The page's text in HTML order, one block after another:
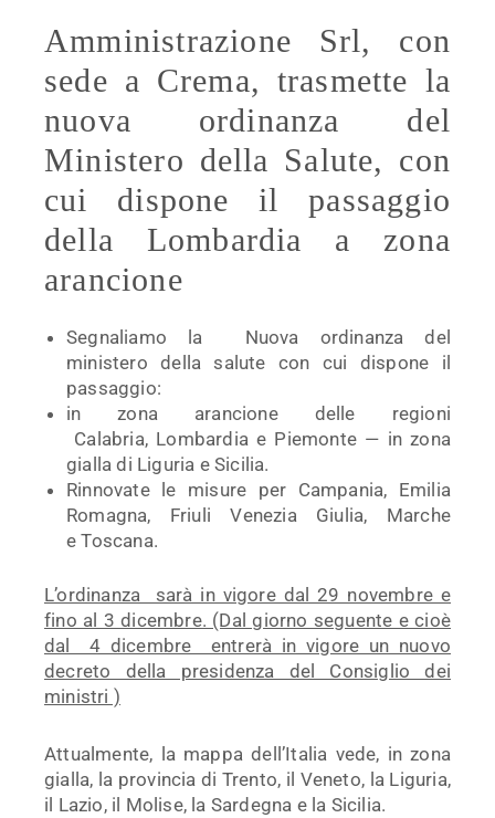
Amministrazione Srl, con
sede a Crema, trasmette la
nuova ordinanza del
Ministero della Salute, con
cui dispone il passaggio
della Lombardia a zona
arancione
Segnaliamo la Nuova ordinanza del
ministero della salute con cui dispone il
passaggio:
in zona arancione delle regioni
Calabria, Lombardia e Piemonte — in zona
gialla di Liguria e Sicilia.
Rinnovate le misure per Campania, Emilia
Romagna, Friuli Venezia Giulia, Marche
e Toscana.
L’ordinanza sarà in vigore dal 29 novembre e
fino al 3 dicembre. (Dal giorno seguente e cioè
dal 4 dicembre entrerà in vigore un nuovo
decreto della presidenza del Consiglio dei
ministri )
Attualmente, la mappa dell’Italia vede, in zona
gialla, la provincia di Trento, il Veneto, la Liguria,
il Lazio, il Molise, la Sardegna e la Sicilia.